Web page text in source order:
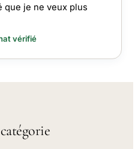
que je ne veux plus
vérifié